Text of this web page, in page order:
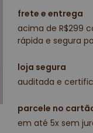
frete e entrega
acima de R$299
rápida e segura
loja segura
auditada e
parcele no
em até 5x sem